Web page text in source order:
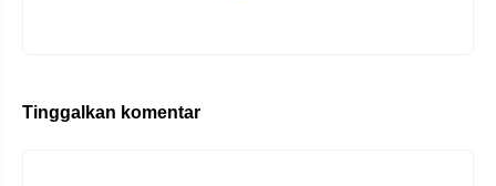
Tinggalkan komentar